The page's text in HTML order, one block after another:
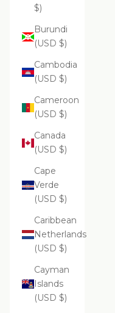
$)
Burundi
(USD $)
Cambodia
(USD $)
Cameroon
(USD $)
Canada
(USD $)
Cape
Verde
(USD $)
Caribbean
Netherlands
(USD $)
Cayman
Islands
(USD $)